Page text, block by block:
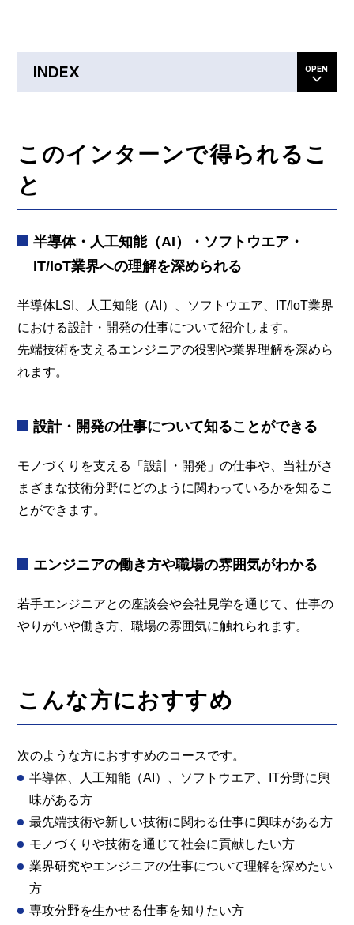
INDEX
このインターンで得られるこ
と
半導体・人工知能（AI）・ソフトウエア・
IT/IoT業界への理解を深められる
半導体LSI、人工知能（AI）、ソフトウエア、IT/IoT業界
における設計・開発の仕事について紹介します。
先端技術を支えるエンジニアの役割や業界理解を深めら
れます。
設計・開発の仕事について知ることができる
モノづくりを支える「設計・開発」の仕事や、当社がさ
まざまな技術分野にどのように関わっているかを知るこ
とができます。
エンジニアの働き方や職場の雰囲気がわかる
若手エンジニアとの座談会や会社見学を通じて、仕事の
やりがいや働き方、職場の雰囲気に触れられます。
こんな方におすすめ
次のような方におすすめのコースです。
半導体、人工知能（AI）、ソフトウエア、IT分野に興
味がある方
最先端技術や新しい技術に関わる仕事に興味がある方
モノづくりや技術を通じて社会に貢献したい方
業界研究やエンジニアの仕事について理解を深めたい
方
専攻分野を生かせる仕事を知りたい方